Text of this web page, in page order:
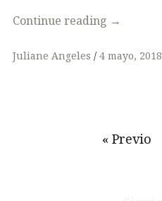
Continue reading →
Juliane Angeles 4 mayo, 2018
« Previo